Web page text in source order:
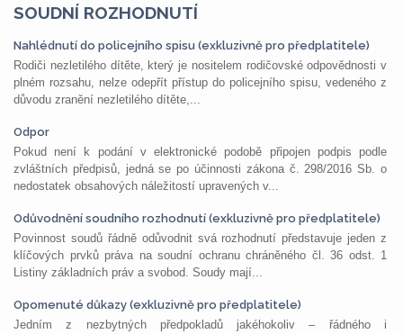
SOUDNÍ ROZHODNUTÍ
Nahlédnutí do policejního spisu (exkluzivně pro předplatitele)
Rodiči nezletilého dítěte, který je nositelem rodičovské odpovědnosti v
plném rozsahu, nelze odepřít přístup do policejního spisu, vedeného z
důvodu zranění nezletilého dítěte,...
Odpor
Pokud není k podání v elektronické podobě připojen podpis podle
zvláštních předpisů, jedná se po účinnosti zákona č. 298/2016 Sb. o
nedostatek obsahových náležitostí upravených v...
Odůvodnění soudního rozhodnutí (exkluzivně pro předplatitele)
Povinnost soudů řádně odůvodnit svá rozhodnutí představuje jeden z
klíčových prvků práva na soudní ochranu chráněného čl. 36 odst. 1
Listiny základních práv a svobod. Soudy mají...
Opomenuté důkazy (exkluzivně pro předplatitele)
Jedním z nezbytných předpokladů jakéhokoliv – řádného i